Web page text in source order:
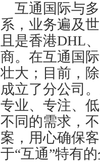
互通国际与多
系，业务遍及
且是香港DHL
商。在互通国
壮大；目前，
成立了分公司。
专业、专注、
不同的需求，
案，用心确保
于“互通”特有